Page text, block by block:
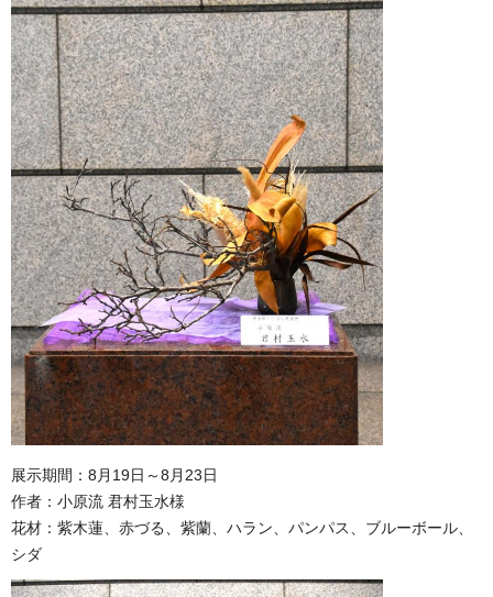
展示期間：8月19日～8月23日
作者：小原流 君村玉水様
花材：紫木蓮、赤づる、紫蘭、ハラン、パンパス、ブルーボール、
シダ